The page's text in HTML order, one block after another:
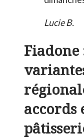
Lucie B.
Fiadone
accords